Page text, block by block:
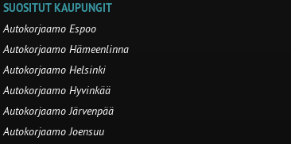
SUOSITUT KAUPUNGIT
Autokorjaamo Espoo
Autokorjaamo Hämeenlinna
Autokorjaamo Helsinki
Autokorjaamo Hyvinkää
Autokorjaamo Järvenpää
Autokorjaamo Joensuu